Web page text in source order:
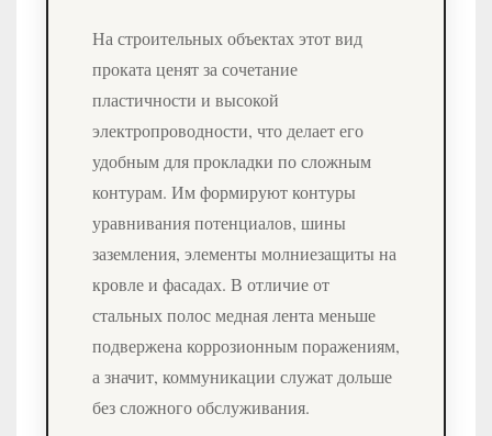
На строительных объектах этот вид
проката ценят за сочетание
пластичности и высокой
электропроводности, что делает его
удобным для прокладки по сложным
контурам. Им формируют контуры
уравнивания потенциалов, шины
заземления, элементы молниезащиты на
кровле и фасадах. В отличие от
стальных полос медная лента меньше
подвержена коррозионным поражениям,
а значит, коммуникации служат дольше
без сложного обслуживания.